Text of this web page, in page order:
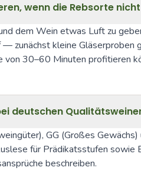
wenn die Rebsorte
dem Wein etwas Luft zu
zunächst kleine
von 30–60 Minuten profitieren
deutschen
GG (Großes
für Prädikatsstufen sowie
beschreiben.